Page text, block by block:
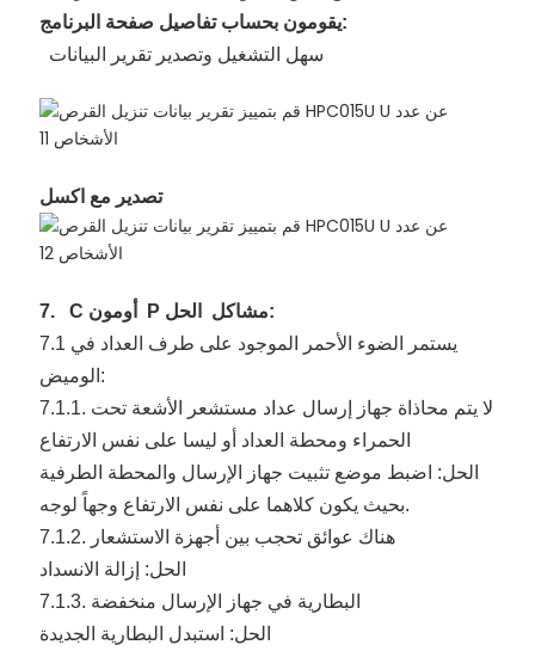
يقومون بحساب تفاصيل صفحة البرنامج:
تصدير مع اكسل
7. C P مشاكلالحل:
7.1 يستمر الضوء الأحمر الموجود على طرف العداد في
الوميض:
7.1.1. لا يتم محاذاة جهاز إرسال عداد مستشعر الأشعة تحت
الحمراء ومحطة العداد أو ليسا على نفس الارتفاع
الحل: اضبط موضع تثبيت جهاز الإرسال والمحطة الطرفية
بحيث يكون كلاهما على نفس الارتفاع وجهاً لوجه.
7.1.2. هناك عوائق تحجب بين أجهزة الاستشعار
الحل: إزالة الانسداد
7.1.3. البطارية في جهاز الإرسال منخفضة
الحل: استبدل البطارية الجديدة